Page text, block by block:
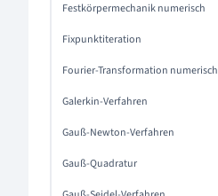
Festkörpermechanik numerisch
Fixpunktiteration
Fourier-Transformation numerisch
Galerkin-Verfahren
Gauß-Newton-Verfahren
Gauß-Quadratur